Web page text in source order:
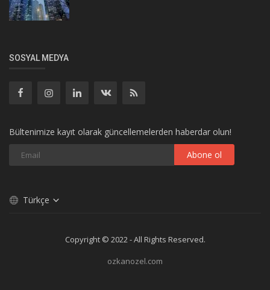
SOSYAL MEDYA
Bültenimize kayıt olarak güncellemelerden haberdar olun!
Abone ol
Türkçe
Copyright © 2022 - All Rights Reserved.
ozkanozel.com